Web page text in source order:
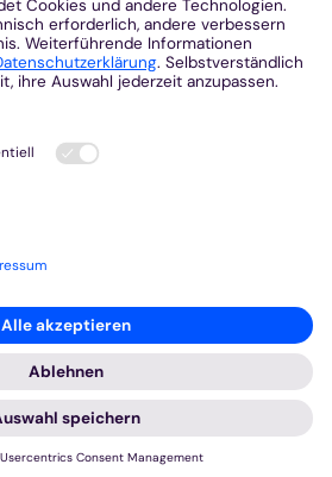
Webseiten-Erlebnis bieten.
die für das Funktionieren unserer
Mit Ihrer Zustimmung verwenden wir
Technologien, die zur Anzeige
über Youtube, Audios über
werden. Sie können selbst
Sie zulassen möchten. Bitte
Basis Ihrer Einstellungen womöglich
der Seite zur Verfügung stehen.
Alle akzeptieren